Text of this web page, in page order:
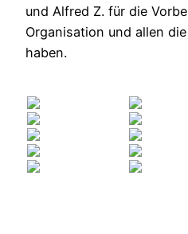
und Alfred Z. für die
Organisation und allen
haben.